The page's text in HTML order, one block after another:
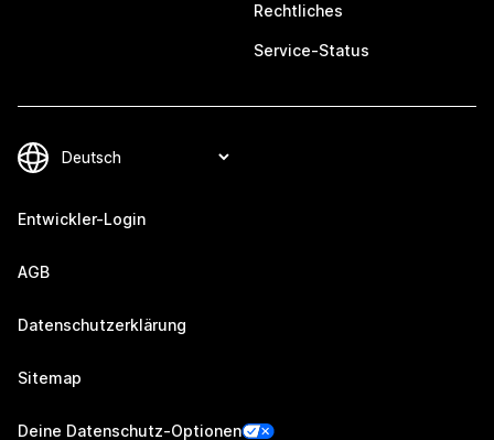
Rechtliches
Service-Status
Entwickler-Login
AGB
Datenschutzerklärung
Sitemap
Deine Datenschutz-Optionen